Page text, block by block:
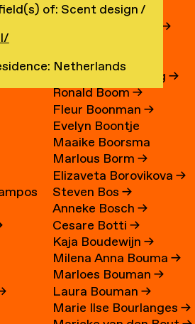
René Boessen
→
Leoniek Bontje
Claire van der Boog→
Ronald Boom→
Fleur Boonman→
Evelyn Boontje
Maaike Boorsma
Marlous Borm→
Elizaveta Borovikova→
Steven Bos→
Anneke Bosch→
Cesare Botti→
Kaja Boudewijn→
Milena Anna Bouma→
Marloes Bouman→
Laura Bouman→
Marie Ilse Bourlanges→
of: Scent design /
Netherlands